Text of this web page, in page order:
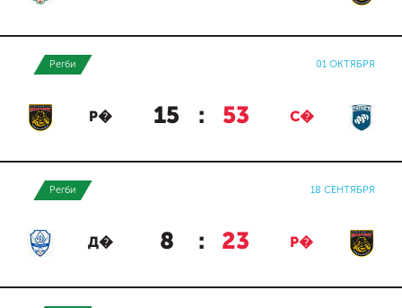
Регби 01 ОКТЯБРЯ
Р� 15 : 53 С�
Регби 18 СЕНТЯБРЯ
Д� 8 : 23 Р�